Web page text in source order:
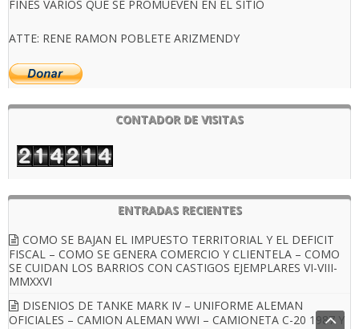
FINES VARIOS QUE SE PROMUEVEN EN EL SITIO
ATTE: RENE RAMON POBLETE ARIZMENDY
CONTADOR DE VISITAS
ENTRADAS RECIENTES
COMO SE BAJAN EL IMPUESTO TERRITORIAL Y EL DEFICIT
FISCAL – COMO SE GENERA COMERCIO Y CLIENTELA – COMO
SE CUIDAN LOS BARRIOS CON CASTIGOS EJEMPLARES VI-VIII-
MMXXVI
DISENIOS DE TANKE MARK IV – UNIFORME ALEMAN
OFICIALES – CAMION ALEMAN WWI – CAMIONETA C-20 1987 Y